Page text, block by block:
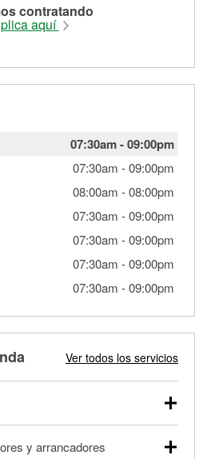
contratando
aquí
07:30am-09:00pm
07:30am -09:00pm
08:00am -08:00pm
07:30am -09:00pm
07:30am -09:00pm
07:30am -09:00pm
07:30am -09:00pm
Ver todos los servicios
vehículos comerciales y
y arrancadores